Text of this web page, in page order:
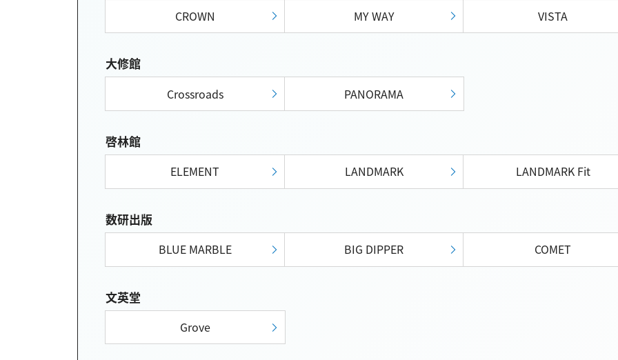
CROWN MY WAY VISTA
大修館
Crossroads PANORAMA
啓林館
ELEMENT LANDMARK LANDMARK Fit
数研出版
BLUE MARBLE BIG DIPPER COMET
文英堂
Grove